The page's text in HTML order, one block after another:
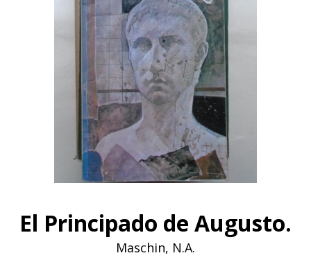
El Principado de Augusto.
Maschin, N.A.